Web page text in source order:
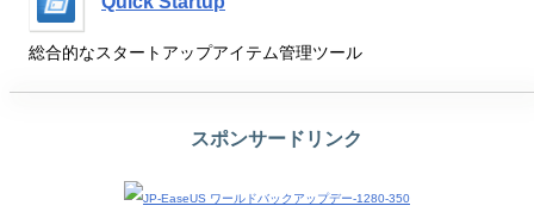
総合的なスタートアップアイテム管理ツール
スポンサードリンク